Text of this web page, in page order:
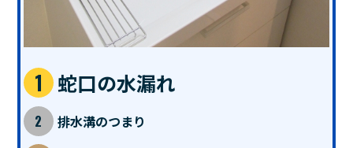
蛇口の水漏れ
排水溝のつまり